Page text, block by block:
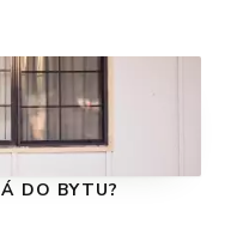
DO BYTU?